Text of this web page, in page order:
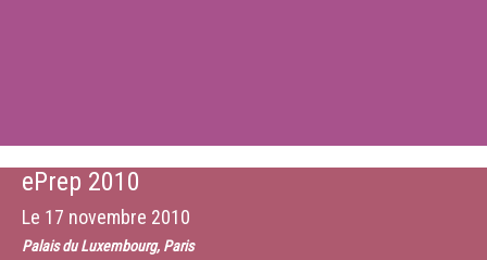
ePrep 2010
Le 17 novembre 2010
Palais du Luxembourg, Paris